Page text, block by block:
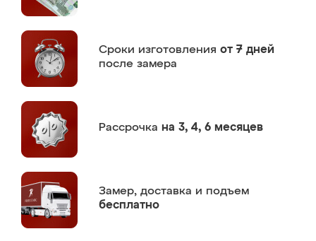
Сроки изготовления от 7 дней
после замера
Рассрочка на 3, 4, 6 месяцев
Замер, доставка и подъем
бесплатно